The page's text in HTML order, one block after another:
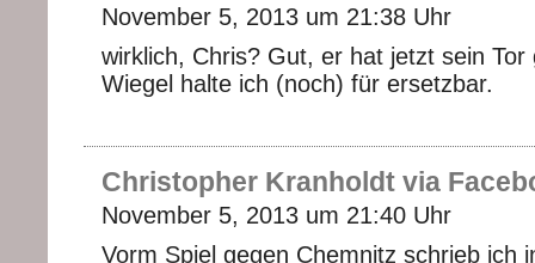
November 5, 2013 um 21:38 Uhr
wirklich, Chris? Gut, er hat jetzt sein Tor
Wiegel halte ich (noch) für ersetzbar.
Christopher Kranholdt via
November 5, 2013 um 21:40 Uhr
Vorm Spiel gegen Chemnitz schrieb ich